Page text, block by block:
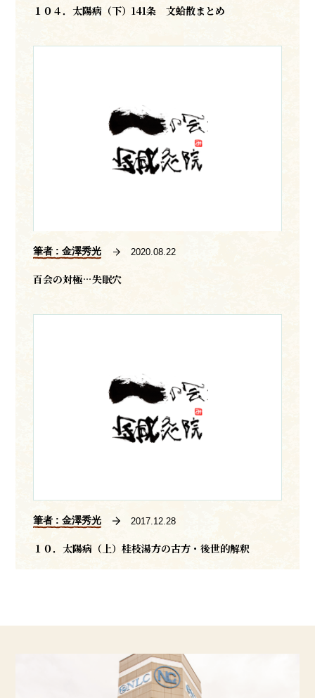
１０４．太陽病（下）141条 文蛤散まとめ
筆者 : 金澤秀光 2020.08.22
百会の対極…失眠穴
筆者 : 金澤秀光 2017.12.28
１０．太陽病（上）桂枝湯方の古方・後世的解釈